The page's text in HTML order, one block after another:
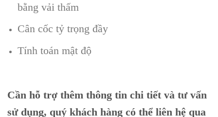
bằng vải thấm
Cân cốc tỷ trọng đầy
Tính toán mật độ
Cần hỗ trợ thêm thông tin chi tiết và tư vấn
sử dụng, quý khách hàng có thể liên hệ qua